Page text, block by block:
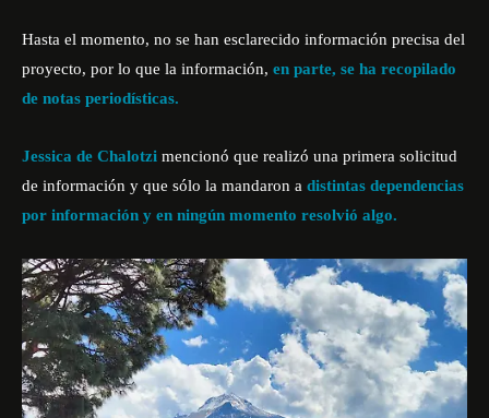
Hasta el momento, no se han esclarecido información precisa del
proyecto, por lo que la información, en parte, se ha recopilado
de notas periodísticas.
Jessica de Chalotzi mencionó que realizó una primera solicitud
de información y que sólo la mandaron a distintas dependencias
por información y en ningún momento resolvió algo.